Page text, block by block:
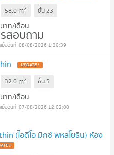
58.0 m2 ชั้น23
บาท/เดือน
สอบถาม
08/08/2026 1:30:39
UPDATE !
32.0 m2 ชั้น 5
บาท/เดือน
07/08/2026 12:02:00
(ไอดีโอ มิกซ์ พหลโยธิน) ห้อง
!